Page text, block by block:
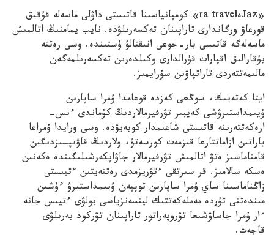
«Jazەra travel» كومپانياسىنا قاتىستى داۋلى ماسەلە قۇقىق
قورعاۋ ورگاندارى تاراپىنان تەكسەرىلۋدە. نايب يمامنىڭ اتالمىش
ماسەلەگە قاتىسى بار-جوعى انىقتالۋ ۇستىندە. وسى رەتتە
بۇقارالىق اقپارات قۇرالدارى وكىلدەرىن تەكسەرىلمەگەن
مالىمەتتەردى تاراتپاۋىن سۇرايمىز.
ايتا كەتەيىك، سوڭعى كەزدە قوعامدا ۇمرا ساپارىن
ۇيىمداستىرۋشى كەيبىر تۋرفيرمالاردىڭ كۇماندى ءىس-
ارەكەتتەرىنە قاتىستى شاعىمدار كوبەيۋدە. وسى ورايدا ۇمراعا
باراتىن ازاماتتارعا قىزمەت كورسەتۋ، ولاردىڭ قاۋىپسىزدىگىن
قامتاماسىز ەتۋ اتالمىش تۋرفيرمالار جاۋاپكەرشىلىگىندە ەكەنىن
ەسكە سالامىز. قر سىرتقى ءتۋريزمدى رەتتەيتىن ءتيىستى
زاڭناماسىنا ساي ۇمرا ساپارىن توپپەن ۇيىمداستىرۋ ءۇشىن
مىندەتتى تۇردە مەملەكەتتىك ليتسەنزياسى بولۋى ءتيىس جانە
ءار ۇمرا جاساۋشىعا تۋروپەراتور تاراپىنان تۋركود بەرىلۋى
قاجەت.